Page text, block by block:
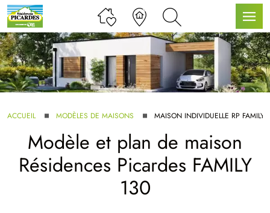
SERVICE BDL EXTENSION
ACCUEIL MODÈLES DE MAISONS MAISON INDIVIDUELLE RP FAMILY
Modèle et plan de maison
Résidences Picardes FAMILY
130